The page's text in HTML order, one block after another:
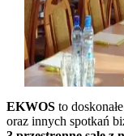
EKWOS to
oraz innych spotkań